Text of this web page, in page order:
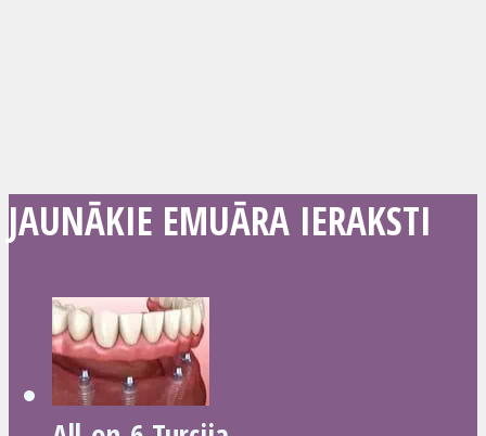
JAUNĀKIE EMUĀRA IERAKSTI